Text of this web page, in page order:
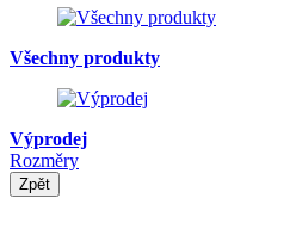
Všechny produkty
Výprodej
Rozměry
Zpět